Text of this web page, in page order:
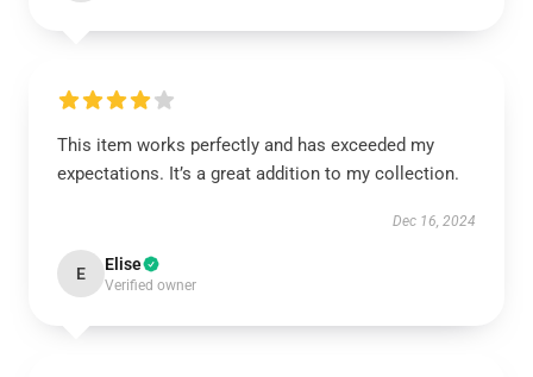
This item works perfectly and has exceeded my
expectations. It’s a great addition to my collection.
Dec 16, 2024
E Elise
Verified owner